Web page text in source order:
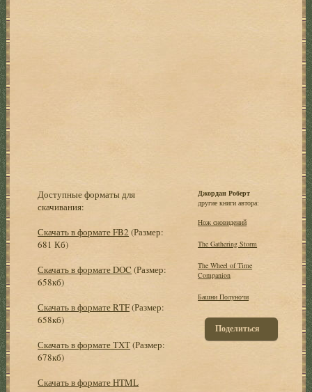
Доступные форматы для
скачивания:
Скачать в формате FB2 (Размер:
681 Кб)
Скачать в формате DOC (Размер:
658кб)
Скачать в формате RTF(Размер:
658кб)
Скачать в формате TXT(Размер:
678кб)
Скачать в формате HTML
Джордан Роберт
другие книги автора:
Нож сновидений
The Gathering Storm
The Wheel of Time
Companion
Башни Полуночи
Поделиться